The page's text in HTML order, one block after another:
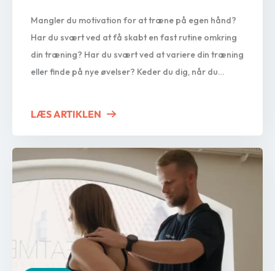
Mangler du motivation for at træne på egen hånd?
Har du svært ved at få skabt en fast rutine omkring
din træning? Har du svært ved at variere din træning
eller finde på nye øvelser? Keder du dig, når du
LÆS ARTIKLEN ABOUT 5 FORDELE VED